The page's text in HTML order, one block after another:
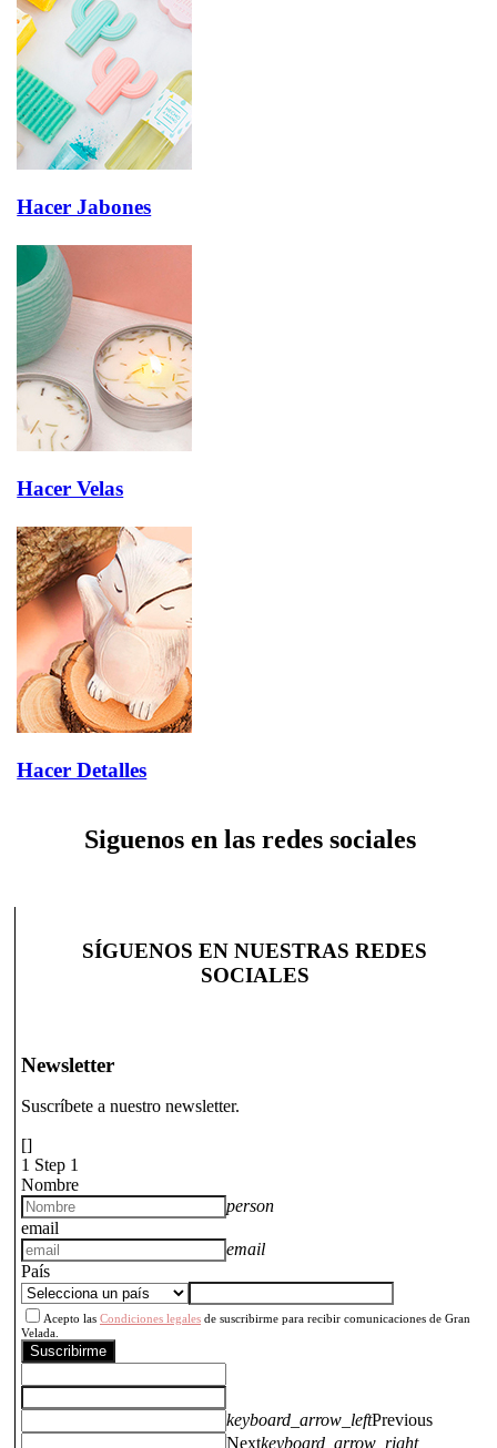
Hacer Jabones
Hacer Velas
Hacer Detalles
Siguenos en las redes sociales
SÍGUENOS EN NUESTRAS REDES
SOCIALES
Newsletter
Suscríbete a nuestro newsletter.
[]
1 Step 1
Nombre
person
email
email
País
Acepto las Condiciones legales de suscribirme para recibir comunicaciones de Gran
Velada.
Suscribirme
keyboard_arrow_leftPrevious
Nextkeyboard_arrow_right